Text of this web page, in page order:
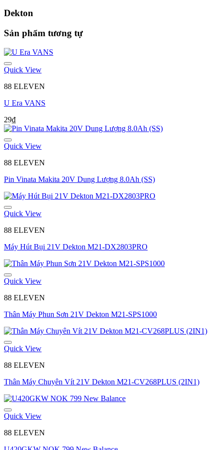
Dekton
Sản phẩm tương tự
Quick View
88 ELEVEN
U Era VANS
29₫
Quick View
88 ELEVEN
Pin Vinata Makita 20V Dung Lượng 8.0Ah (SS)
Quick View
88 ELEVEN
Máy Hút Bụi 21V Dekton M21-DX2803PRO
Quick View
88 ELEVEN
Thân Máy Phun Sơn 21V Dekton M21-SPS1000
Quick View
88 ELEVEN
Thân Máy Chuyên Vít 21V Dekton M21-CV268PLUS (2IN1)
Quick View
88 ELEVEN